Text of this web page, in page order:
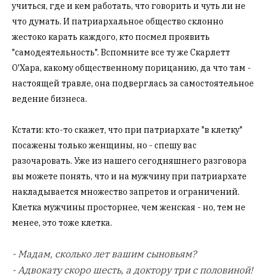
учиться, где и кем работать, что говорить и чуть ли не
что думать. И патриархальное общество склонно
жестоко карать каждого, кто посмел проявить
"самодеятельность". Вспомните все ту же Скарлетт
О'Хара, какому общественному порицанию, да что там -
настоящей травле, она подверглась за самостоятельное
ведение бизнеса.
Кстати: кто-то скажет, что при патриархате "в клетку"
посажены только женщины, но - спешу вас
разочаровать. Уже из нашего сегодняшнего разговора
вы можете понять, что и на мужчину при патриархате
накладывается множество запретов и ограничений.
Клетка мужчины просторнее, чем женская - но, тем не
менее, это тоже клетка.
- Мадам, сколько лет вашим сыновьям?
- Адвокату скоро шесть, а доктору три с половиной!